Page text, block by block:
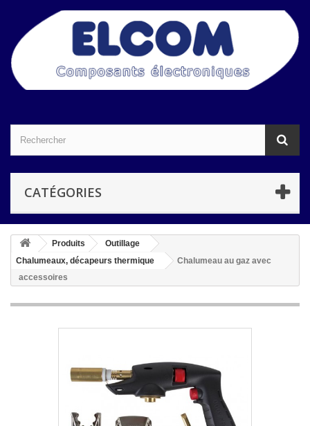
CATÉGORIES
Produits
Outillage
Chalumeaux, décapeurs thermique
Chalumeau au gaz avec
accessoires